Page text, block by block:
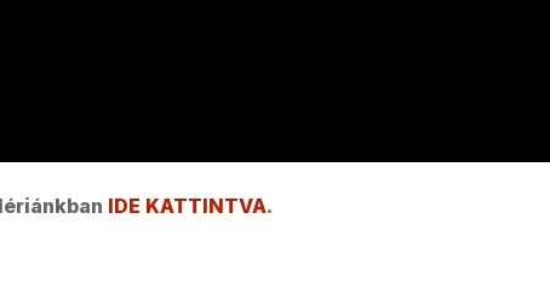
IDE KATTINTVA.